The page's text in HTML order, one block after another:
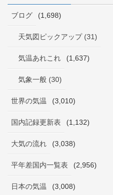
ブログ (1,698)
天気図ピックアップ (31)
気温あれこれ (1,637)
気象一般 (30)
世界の気温 (3,010)
国内記録更新表 (1,132)
大気の流れ (3,038)
平年差国内一覧表 (2,956)
日本の気温 (3,008)